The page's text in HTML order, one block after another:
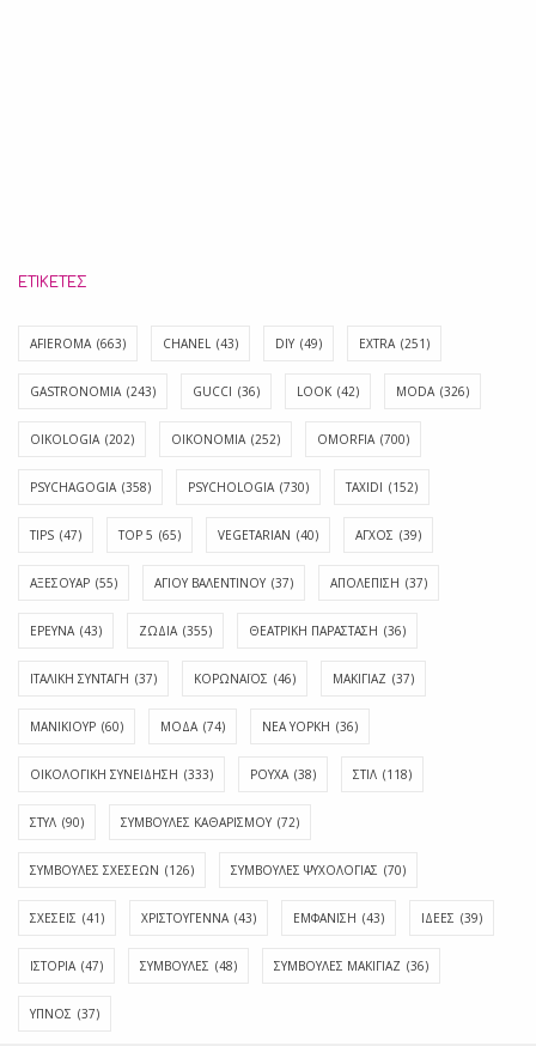
ΕΤΙΚΈΤΕΣ
AFIEROMA (663) CHANEL (43) DIY (49) EXTRA (251)
GASTRONOMIA (243) GUCCI (36) LOOK (42) MODA (326)
OIKOLOGIA (202) OIKONOMIA (252) OMORFIA (700)
PSYCHAGOGIA (358) PSYCHOLOGIA (730) TAXIDI (152)
TIPS (47) TOP 5 (65) VEGETARIAN (40) ΑΓΧΟΣ (39)
ΑΞΕΣΟΥΑΡ (55) ΑΓΊΟΥ ΒΑΛΕΝΤΊΝΟΥ (37) ΑΠΟΛΈΠΙΣΗ (37)
ΕΡΕΥΝΑ (43) ΖΩΔΙΑ (355) ΘΕΑΤΡΙΚΗ ΠΑΡΑΣΤΑΣΗ (36)
ΙΤΑΛΙΚΗ ΣΥΝΤΑΓΗ (37) ΚΟΡΩΝΑΪΟΣ (46) ΜΑΚΙΓΙΑΖ (37)
ΜΑΝΙΚΙΟΥΡ (60) ΜΟΔΑ (74) ΝΕΑ ΥΟΡΚΗ (36)
ΟΙΚΟΛΟΓΙΚΗ ΣΥΝΕΙΔΗΣΗ (333) ΡΟΥΧΑ (38) ΣΤΙΛ (118)
ΣΤΥΛ (90) ΣΥΜΒΟΥΛΕΣ ΚΑΘΑΡΙΣΜΟΥ (72)
ΣΥΜΒΟΥΛΕΣ ΣΧΕΣΕΩΝ (126) ΣΥΜΒΟΥΛΕΣ ΨΥΧΟΛΟΓΙΑΣ (70)
ΣΧΕΣΕΙΣ (41) ΧΡΙΣΤΟΥΓΕΝΝΑ (43) ΕΜΦΆΝΙΣΗ (43) ΙΔΈΕΣ (39)
ΙΣΤΟΡΊΑ (47) ΣΥΜΒΟΥΛΈΣ (48) ΣΥΜΒΟΥΛΈΣ ΜΑΚΙΓΙΆΖ (36)
ΎΠΝΟΣ (37)